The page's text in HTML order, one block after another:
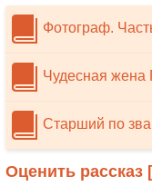
Фотограф.
Чудесная жена
Старший по
Оценить рассказ [